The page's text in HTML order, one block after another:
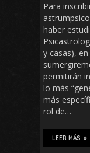
Para
haber
y casas),
permitirán
lo más
más
rol de…
LEER MÁS